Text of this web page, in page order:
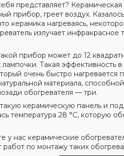
представляет?
прибор, греет воздух.
керамика нагреваясь,
излучает
прибор может до 12
лампочки. Такая эффективность
очень быстро нагревается
материала,
обогревателя — три.
керамическую панель и
температура 28 °C, которую
у нас керамические
работ по монтажу таких